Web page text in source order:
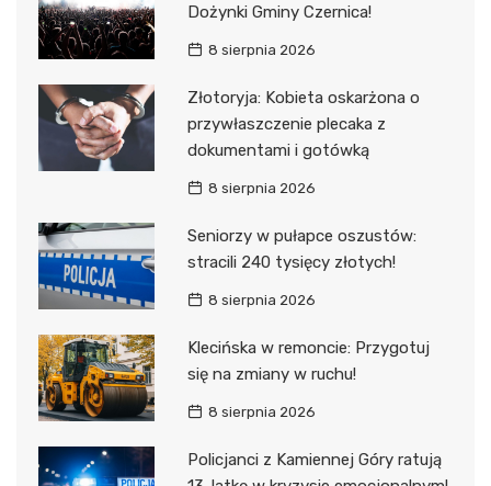
Dożynki Gminy Czernica!
8 sierpnia 2026
Złotoryja: Kobieta oskarżona o
przywłaszczenie plecaka z
dokumentami i gotówką
8 sierpnia 2026
Seniorzy w pułapce oszustów:
stracili 240 tysięcy złotych!
8 sierpnia 2026
Klecińska w remoncie: Przygotuj
się na zmiany w ruchu!
8 sierpnia 2026
Policjanci z Kamiennej Góry ratują